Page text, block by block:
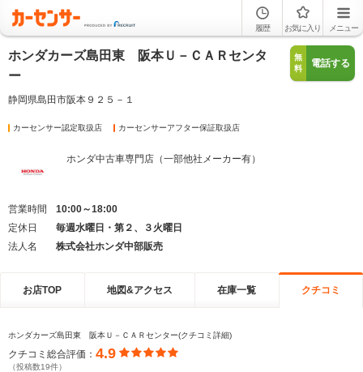
履歴 お気に入り メニュー
ホンダカーズ島田東 阪本Ｕ－ＣＡＲセンタ
ー
静岡県島田市阪本９２５－１
無
料
電話する
カーセンサー認定取扱店 カーセンサーアフター保証取扱店
ホンダ中古車専門店（一部他社メーカー有）
営業時間
10:00～18:00
定休日
毎週水曜日・第２、３火曜日
法人名
株式会社ホンダ中部販売
お店TOP 地図&アクセス 在庫一覧 クチコミ
ホンダカーズ島田東 阪本Ｕ－ＣＡＲセンター(クチコミ詳細)
クチコミ総合評価： 4.9
（投稿数19件）